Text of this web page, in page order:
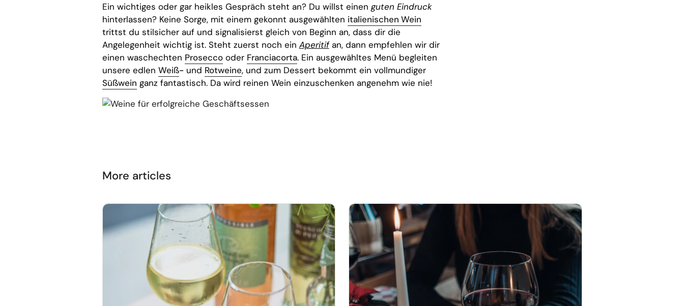
Ein wichtiges oder gar heikles Gespräch steht an? Du willst einen guten Eindruck
hinterlassen? Keine Sorge, mit einem gekonnt ausgewählten italienischen Wein
trittst du stilsicher auf und signalisierst gleich von Beginn an, dass dir die
Angelegenheit wichtig ist. Steht zuerst noch ein Aperitif an, dann empfehlen wir dir
einen waschechten Proseccooder Franciacorta. Ein ausgewähltes Menü begleiten
unsere edlen Weiß-und Rotweine, und zum Dessert bekommt ein vollmundiger
Süßwein ganz fantastisch. Da wird reinen Wein einzuschenken angenehm wie nie!
More articles